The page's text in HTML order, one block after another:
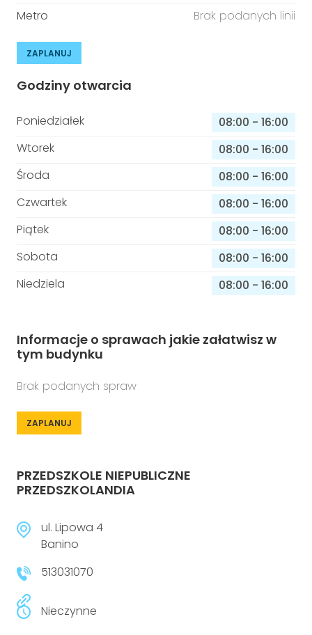
Metro
Brak podanych linii
ZAPLANUJ
Godziny otwarcia
Poniedziałek 08:00 - 16:00
Wtorek
08:00 - 16:00
Środa
08:00 - 16:00
Czwartek
08:00 - 16:00
Piątek
08:00 - 16:00
Sobota
08:00 - 16:00
Niedziela
08:00 - 16:00
Informacje o sprawach jakie załatwisz w
tym budynku
Brak podanych spraw
ZAPLANUJ
PRZEDSZKOLE NIEPUBLICZNE
PRZEDSZKOLANDIA
ul. Lipowa 4
Banino
513031070
Nieczynne